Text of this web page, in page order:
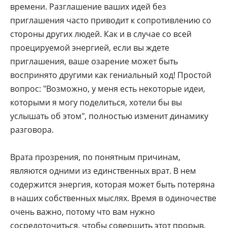
времени. Разглашение ваших идей без
приглашения часто приводит к сопротивлению со
стороны других людей. Как и в случае со всей
проецируемой энергией, если вы ждете
приглашения, ваше озарение может быть
воспринято другими как гениальный ход! Простой
вопрос: "Возможно, у меня есть некоторые идеи,
которыми я могу поделиться, хотели бы вы
услышать об этом", полностью изменит динамику
разговора.
Врата прозрения, по понятным причинам,
являются одними из единственных врат. В нем
содержится энергия, которая может быть потеряна
в наших собственных мыслях. Время в одиночестве
очень важно, потому что вам нужно
сосредоточиться, чтобы совершить этот прорыв.